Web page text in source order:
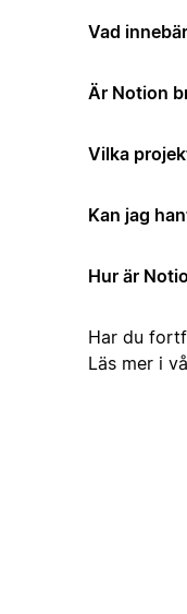
Vad
Är Notion
Vilka
Kan jag
Hur är
Har du
Läs mer i